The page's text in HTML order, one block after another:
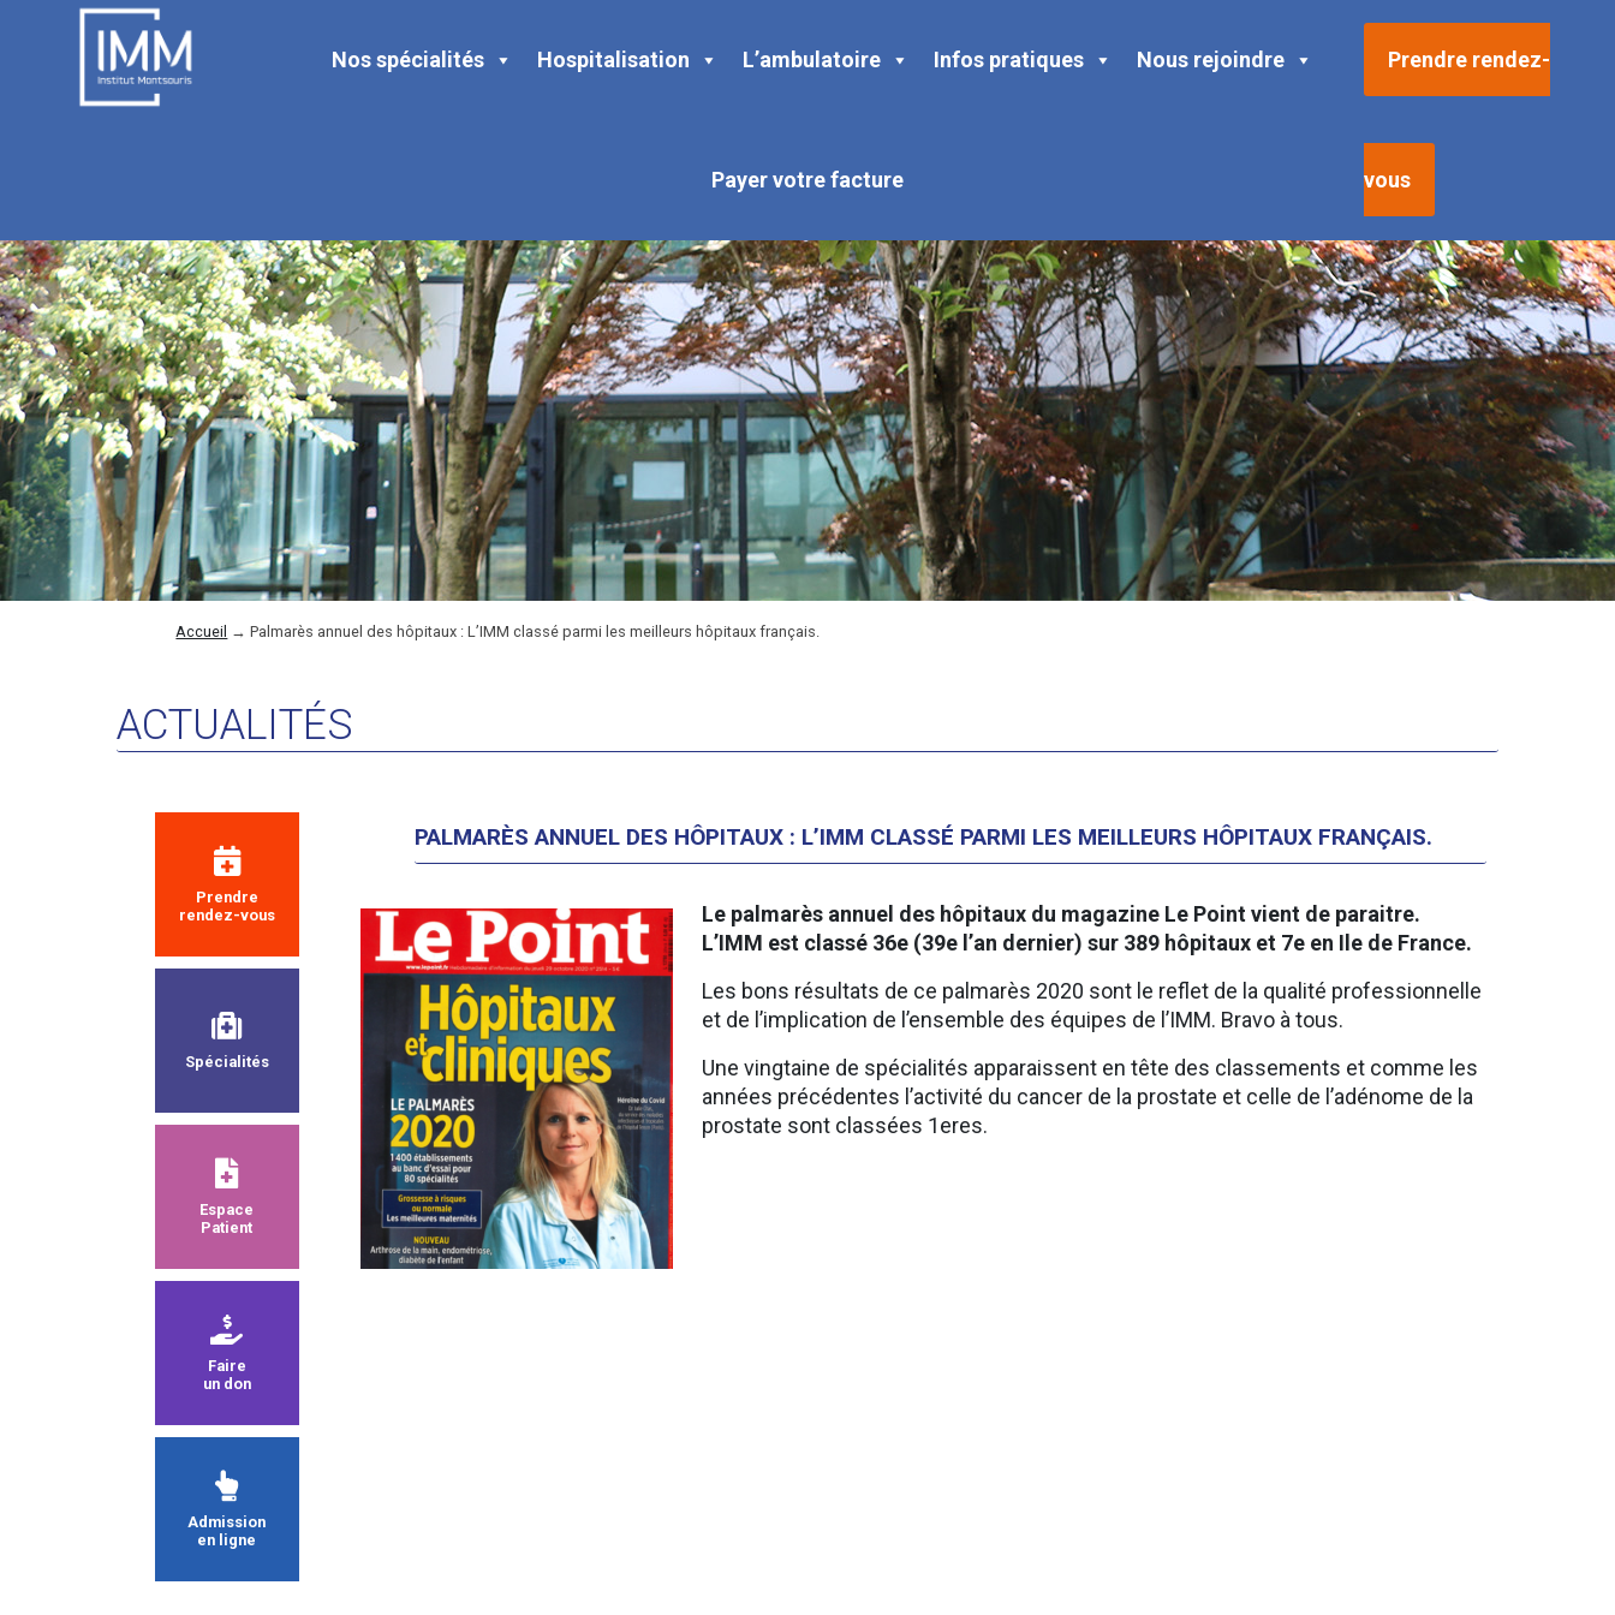
Nos spécialités Hospitalisation L’ambulatoire Infos pratiques Nous rejoindre
Payer votre facture
Prendre rendez-
vous
Accueil →Palmarès annuel des hôpitaux : L’IMM classé parmi les meilleurs hôpitaux français.
ACTUALITÉS
PALMARÈS ANNUEL DES HÔPITAUX : L’IMM CLASSÉ PARMI LES MEILLEURS HÔPITAUX FRANÇAIS.
Le palmarès annuel des hôpitaux du magazine Le Point vient de paraitre.
L’IMM est classé 36e (39e l’an dernier) sur 389 hôpitaux et 7e en Ile de France.
Les bons résultats de ce palmarès 2020 sont le reflet de la qualité professionnelle
et de l’implication de l’ensemble des équipes de l’IMM. Bravo à tous.
Une vingtaine de spécialités apparaissent en tête des classements et comme les
années précédentes l’activité du cancer de la prostate et celle de l’adénome de la
prostate sont classées 1eres.
Prendre
rendez-vous
Spécialités
Espace
Patient
Faire
un don
Admission
en ligne